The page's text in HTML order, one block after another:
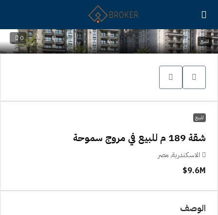
0 للبيع
للبيع
شقة 189 م للبيع في مروج سموحة
الاسكندرية, مصر
9.6M$
الوصف